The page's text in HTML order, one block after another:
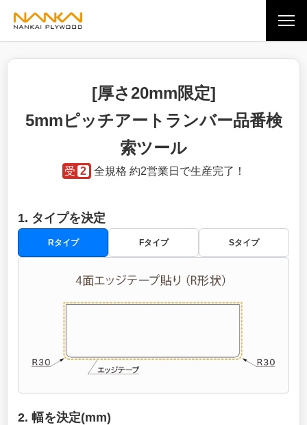
[厚さ20mm限定]
5mmピッチアートランバー品番検
索ツール
受 2 全規格 約2営業日で生産完了！
1. タイプを決定
Rタイプ Fタイプ Sタイプ
2. 幅を決定(mm)